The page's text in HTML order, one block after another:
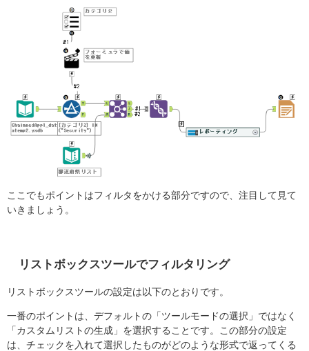
ここでもポイントはフィルタをかける部分ですので、注目して見て
いきましょう。
リストボックスツールでフィルタリング
リストボックスツールの設定は以下のとおりです。
一番のポイントは、デフォルトの「ツールモードの選択」ではなく
「カスタムリストの生成」を選択することです。この部分の設定
は、チェックを入れて選択したものがどのような形式で返ってくる